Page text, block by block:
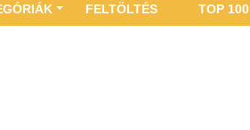
FELTÖLTÉS TOP 100